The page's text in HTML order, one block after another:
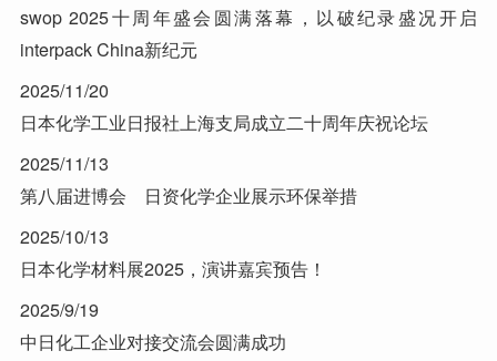
swop 2025十周年盛会圆满落幕，以破纪录盛况开启
interpack China新纪元
2025/11/20
日本化学工业日报社上海支局成立二十周年庆祝论坛
2025/11/13
第八届进博会 日资化学企业展示环保举措
2025/10/13
日本化学材料展2025，演讲嘉宾预告！
2025/9/19
中日化工企业对接交流会圆满成功